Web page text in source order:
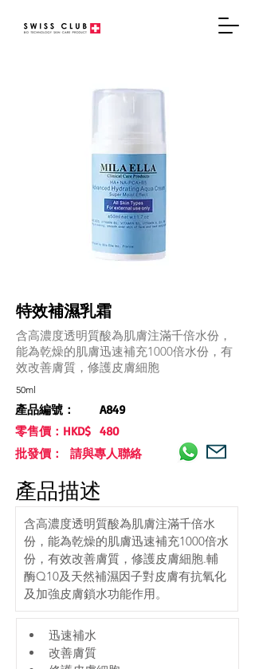
特效補濕乳霜
含高濃度透明質酸為肌膚注滿千倍水份，
能為乾燥的肌膚迅速補充1000倍水份，有
效改善膚質，修護皮膚細胞
50ml
產品編號：
A849
零售價：HKD$ 480
批發價： 請與專人聯絡
產品描述
含高濃度透明質酸為肌膚注滿千倍水
份，能為乾燥的肌膚迅速補充1000倍水
份，有效改善膚質，修護皮膚細胞.輔
酶Q10及天然補濕因子對皮膚有抗氧化
及加強皮膚鎖水功能作用。
迅速補水
改善膚質